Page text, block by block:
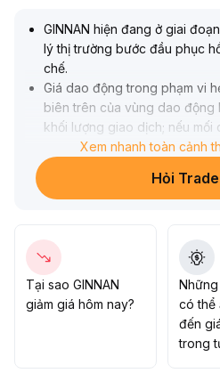
GINNAN hiện đang ở giai
lý thị trường bước đầu phục
chế.
Giá dao động trong phạm vi
biên trên của vùng dao động
khối lượng giao dịch; nếu mối
lượng tiếp tục được cải thiện,
xu hướng
Về mặt giao dịch, khuyến
mới gia tăng vị thế theo xu
Xem nhanh toàn cảnh
Hỏi
Tại sao GINNAN
giảm giá hôm nay?
có thể
đến
trong